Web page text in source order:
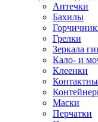
Аптечки
Бахилы
Грелки
Зеркала
Кало- и
Клеенки
Маски
Перчатки